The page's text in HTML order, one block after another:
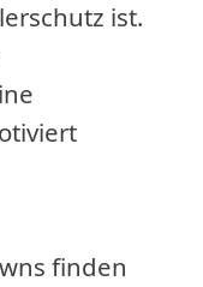
ist.
finden